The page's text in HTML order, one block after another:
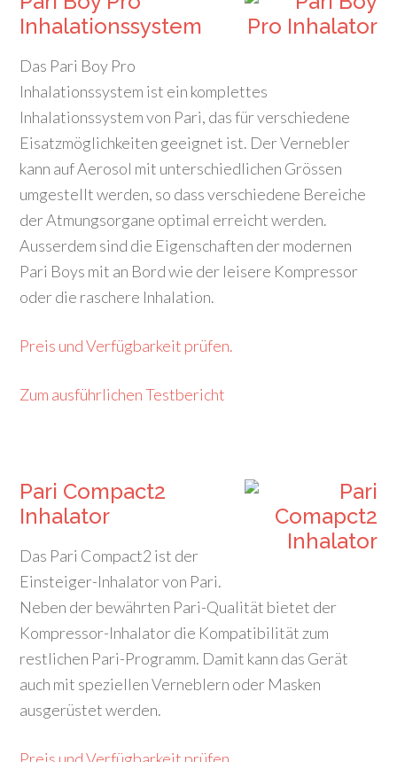
Inhalationssystem
Das Pari Boy Pro
Inhalationssystem ist ein komplettes
Inhalationssystem von Pari, das für verschiedene
Eisatzmöglichkeiten geeignet ist. Der Vernebler
kann auf Aerosol mit unterschiedlichen Grössen
umgestellt werden, so dass verschiedene Bereiche
der Atmungsorgane optimal erreicht werden.
Ausserdem sind die Eigenschaften der modernen
Pari Boys mit an Bord wie der leisere Kompressor
oder die raschere Inhalation.
Preis und Verfügbarkeit prüfen.
Zum ausführlichen Testbericht
Pari Compact2
Inhalator
Das Pari Compact2 ist der
Einsteiger-Inhalator von Pari.
Neben der bewährten Pari-Qualität bietet der
Kompressor-Inhalator die Kompatibilität zum
restlichen Pari-Programm. Damit kann das Gerät
auch mit speziellen Verneblern oder Masken
ausgerüstet werden.